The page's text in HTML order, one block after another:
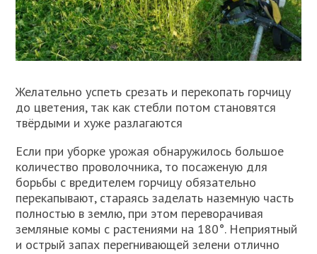
Желательно успеть срезать и перекопать горчицу
до цветения, так как стебли потом становятся
твёрдыми и хуже разлагаются
Если при уборке урожая обнаружилось большое
количество проволочника, то посаженую для
борьбы с вредителем горчицу обязательно
перекапывают, стараясь заделать наземную часть
полностью в землю, при этом переворачивая
земляные комы с растениями на 180°. Неприятный
и острый запах перегнивающей зелени отлично